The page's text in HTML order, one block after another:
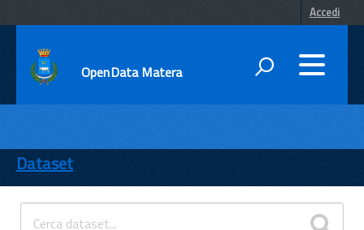
Accedi
OpenData Matera
ENTI
TEMI
INFORMAZIONI
Dataset